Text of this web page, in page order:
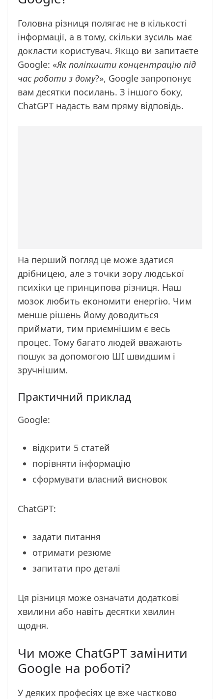
Головна різниця полягає не в кількості
інформації, а в тому, скільки зусиль має
докласти користувач. Якщо ви запитаєте
Google: «Як поліпшити концентрацію під
час роботи з дому?», Google запропонує
вам десятки посилань. З іншого боку,
ChatGPT надасть вам пряму відповідь.
На перший погляд це може здатися
дрібницею, але з точки зору людської
психіки це принципова різниця. Наш
мозок любить економити енергію. Чим
менше рішень йому доводиться
приймати, тим приємнішим є весь
процес. Тому багато людей вважають
пошук за допомогою ШІ швидшим і
зручнішим.
Практичний приклад
Google:
відкрити 5 статей
порівняти інформацію
сформувати власний висновок
ChatGPT:
задати питання
отримати резюме
запитати про деталі
Ця різниця може означати додаткові
хвилини або навіть десятки хвилин
щодня.
Чи може ChatGPT замінити
Google на роботі?
У деяких професіях це вже частково